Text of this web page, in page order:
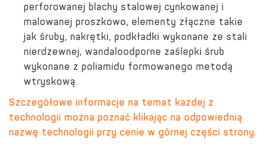
perforowanej blachy stalowej cynkowanej i
malowanej proszkowo, elementy złączne takie
jak śruby, nakrętki, podkładki wykonane ze stali
nierdzewnej, wandaloodporne zaślepki śrub
wykonane z poliamidu formowanego metodą
wtryskową.
Szczegółowe informacje na temat każdej z
technologii można poznać klikając na odpowiednią
nazwę technologii przy cenie w górnej części strony.